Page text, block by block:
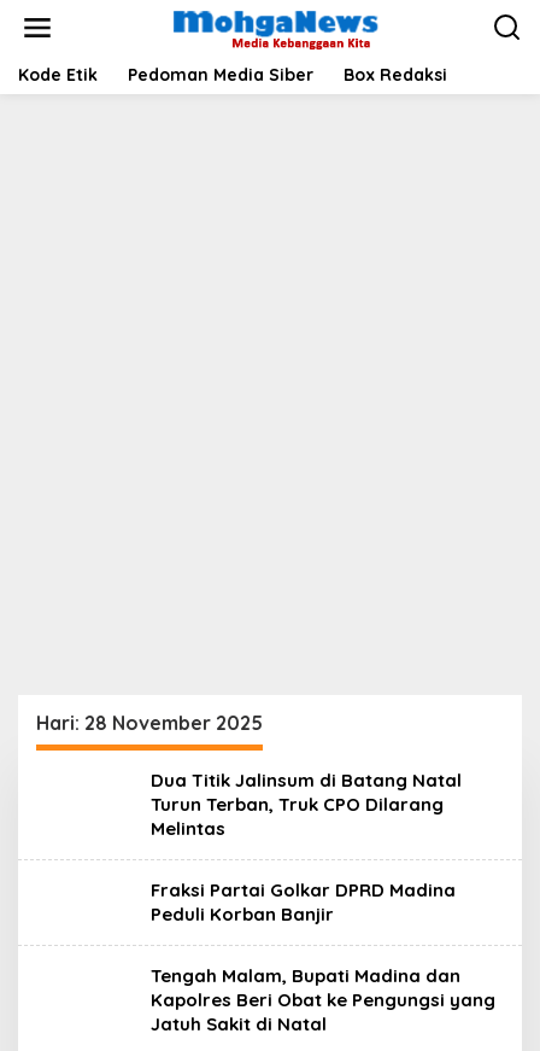
Kode Etik Pedoman Media Siber Box Redaksi
Hari: 28 November 2025
Dua Titik Jalinsum di Batang Natal
Turun Terban, Truk CPO Dilarang
Melintas
Fraksi Partai Golkar DPRD Madina
Peduli Korban Banjir
Tengah Malam, Bupati Madina dan
Kapolres Beri Obat ke Pengungsi yang
Jatuh Sakit di Natal